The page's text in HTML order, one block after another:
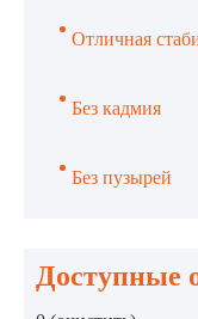
Отличная
Без кадмия
Без пузырей
Доступные